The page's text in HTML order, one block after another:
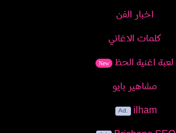
اخبار الفن
كلمات الاغاني
لعبة اغنية الحظ New
مشاهير بايو
ilham